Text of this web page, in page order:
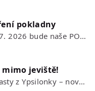
pokladny
Milí diváci! V termínu 27.7. až 31.7. 2026 bude naše POKLADNA z technických…
jeviště!
Připravili jsme pro vás Letní podcasty z Ypsilonky – novou sérii rozhovorů s…